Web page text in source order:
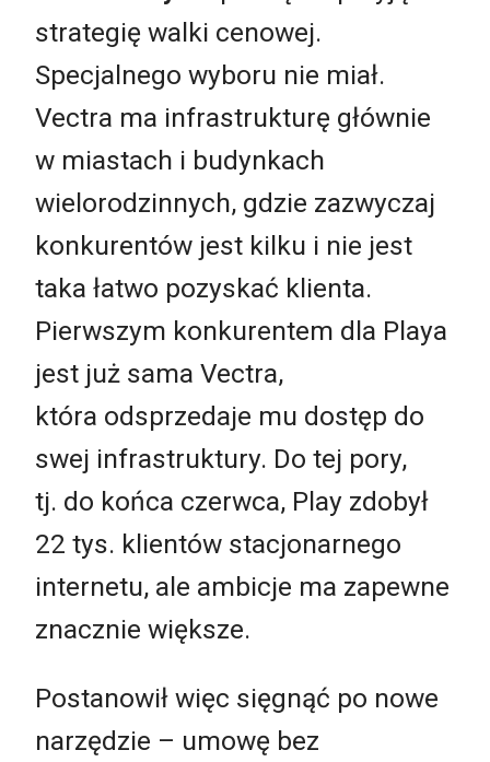
strategię walki cenowej.
Specjalnego wyboru nie miał.
Vectra ma infrastrukturę głównie
w miastach i budynkach
wielorodzinnych, gdzie zazwyczaj
konkurentów jest kilku i nie jest
taka łatwo pozyskać klienta.
Pierwszym konkurentem dla Playa
jest już sama Vectra,
która odsprzedaje mu dostęp do
swej infrastruktury. Do tej pory,
tj. do końca czerwca, Play zdobył
22 tys. klientów stacjonarnego
internetu, ale ambicje ma zapewne
znacznie większe.
Postanowił więc sięgnąć po nowe
narzędzie – umowę bez